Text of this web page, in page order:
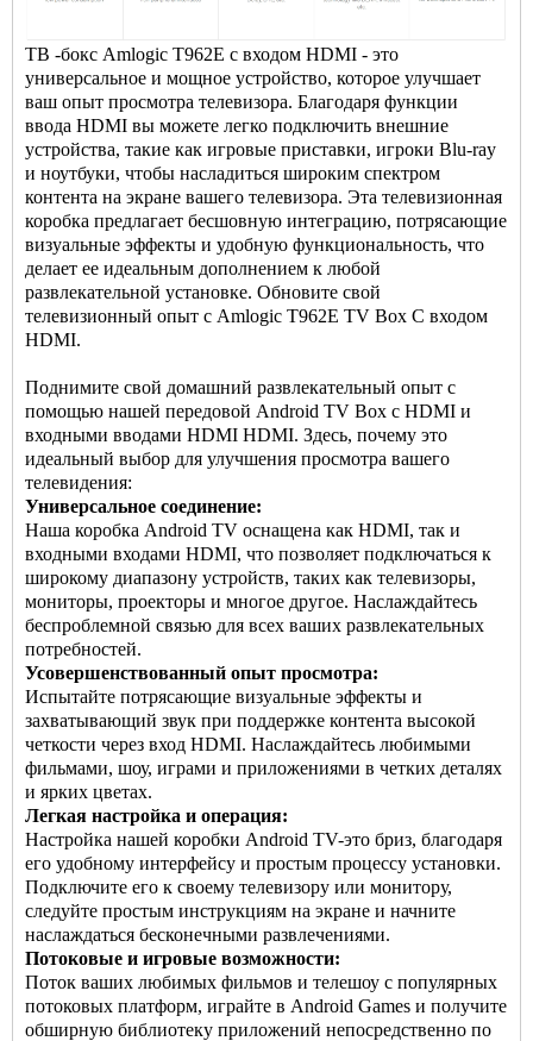
ТВ -бокс Amlogic T962E с входом HDMI - это
универсальное и мощное устройство, которое улучшает
ваш опыт просмотра телевизора. Благодаря функции
ввода HDMI вы можете легко подключить внешние
устройства, такие как игровые приставки, игроки Blu-ray
и ноутбуки, чтобы насладиться широким спектром
контента на экране вашего телевизора. Эта телевизионная
коробка предлагает бесшовную интеграцию, потрясающие
визуальные эффекты и удобную функциональность, что
делает ее идеальным дополнением к любой
развлекательной установке. Обновите свой
телевизионный опыт с Amlogic T962E TV Box С входом
HDMI.
Поднимите свой домашний развлекательный опыт с
помощью нашей передовой Android TV Box с HDMI и
входными вводами HDMI HDMI. Здесь, почему это
идеальный выбор для улучшения просмотра вашего
телевидения:
Универсальное соединение:
Наша коробка Android TV оснащена как HDMI, так и
входными входами HDMI, что позволяет подключаться к
широкому диапазону устройств, таких как телевизоры,
мониторы, проекторы и многое другое. Наслаждайтесь
беспроблемной связью для всех ваших развлекательных
потребностей.
Усовершенствованный опыт просмотра:
Испытайте потрясающие визуальные эффекты и
захватывающий звук при поддержке контента высокой
четкости через вход HDMI. Наслаждайтесь любимыми
фильмами, шоу, играми и приложениями в четких деталях
и ярких цветах.
Легкая настройка и операция:
Настройка нашей коробки Android TV-это бриз, благодаря
его удобному интерфейсу и простым процессу установки.
Подключите его к своему телевизору или монитору,
следуйте простым инструкциям на экране и начните
наслаждаться бесконечными развлечениями.
Потоковые и игровые возможности:
Поток ваших любимых фильмов и телешоу с популярных
потоковых платформ, играйте в Android Games и получите
обширную библиотеку приложений непосредственно по